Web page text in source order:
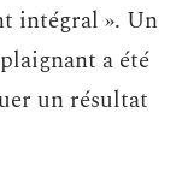
intégral ». Un
a été
un résultat